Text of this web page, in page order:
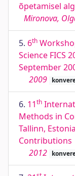
õpetamisel
Mironova,
5. 6th
Science FICS
September
2009
6. 11th
Methods in
Tallinn,
Contributions
2012